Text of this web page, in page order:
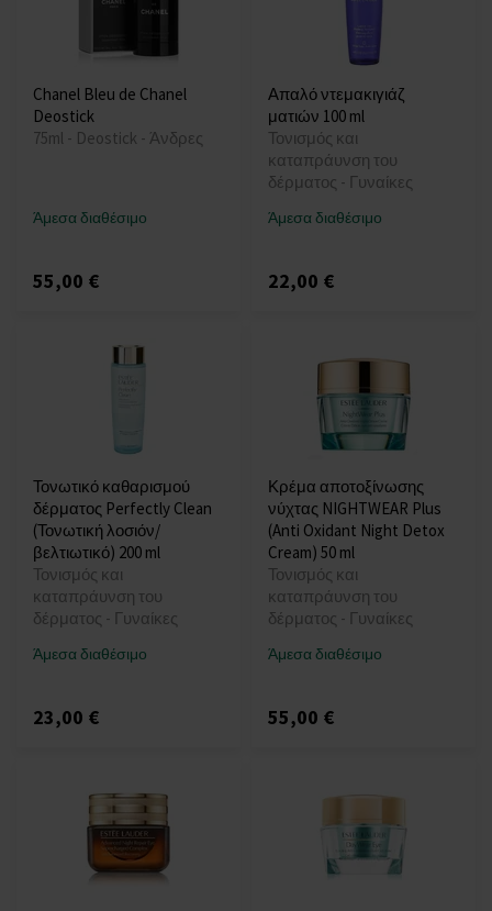
Chanel Bleu de Chanel
Deostick
75ml - Deostick - Άνδρες
Άμεσα διαθέσιμο
55,00 €
Απαλό ντεμακιγιάζ
ματιών 100 ml
Τονισμός και
καταπράυνση του
δέρματος - Γυναίκες
Άμεσα διαθέσιμο
22,00 €
Τονωτικό καθαρισμού
δέρματος Perfectly Clean
(Τονωτική λοσιόν/
βελτιωτικό) 200 ml
Τονισμός και
καταπράυνση του
δέρματος - Γυναίκες
Άμεσα διαθέσιμο
23,00 €
Κρέμα αποτοξίνωσης
νύχτας NIGHTWEAR Plus
(Anti Oxidant Night Detox
Cream) 50 ml
Τονισμός και
καταπράυνση του
δέρματος - Γυναίκες
Άμεσα διαθέσιμο
55,00 €